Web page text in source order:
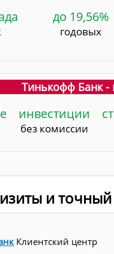
до 19,56%
годовых
Тинькофф Банк -
инвестиции
без комиссии
и
Клиентский центр